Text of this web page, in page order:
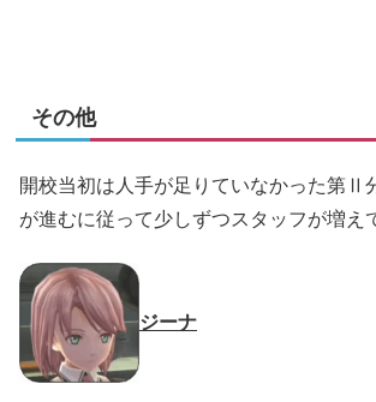
その他
開校当初は人手が足りていなかった第Ⅱ
が進むに従って少しずつスタッフが増え
ジーナ